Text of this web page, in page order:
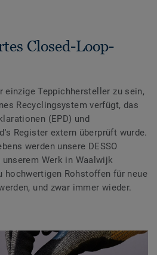
Closed-Loop-
einzige Teppichhersteller zu sein,
Recyclingsystem verfügt, das
(EPD) und
Register extern überprüft wurde.
werden unsere DESSO
Werk in Waalwijk
hochwertigen Rohstoffen für neue
und zwar immer wieder.